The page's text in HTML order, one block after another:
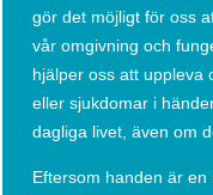
gör det möjligt för oss
vår omgivning och
hjälper oss att uppleva
eller sjukdomar i
dagliga livet, även om
Eftersom handen är